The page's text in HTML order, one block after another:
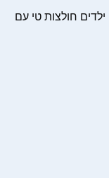
חולצות טי עם